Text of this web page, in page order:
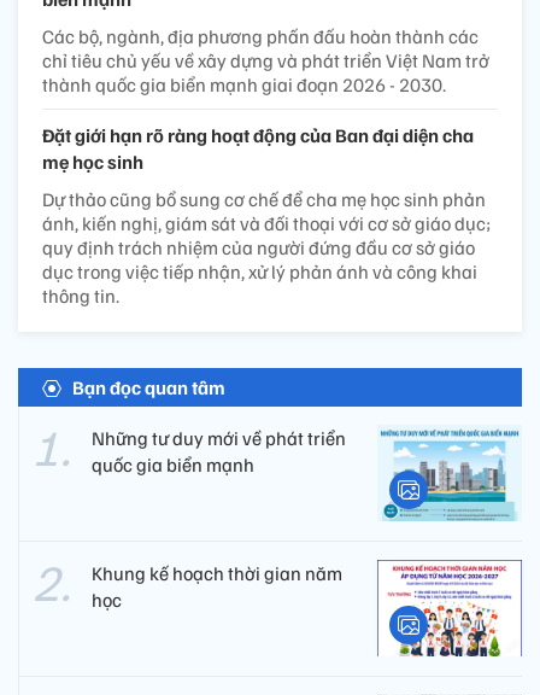
Các bộ, ngành, địa phương phấn đấu hoàn thành các
chỉ tiêu chủ yếu về xây dựng và phát triển Việt Nam trở
thành quốc gia biển mạnh giai đoạn 2026 - 2030.
Đặt giới hạn rõ ràng hoạt động của Ban đại diện cha
mẹ học sinh
Dự thảo cũng bổ sung cơ chế để cha mẹ học sinh phản
ánh, kiến nghị, giám sát và đối thoại với cơ sở giáo dục;
quy định trách nhiệm của người đứng đầu cơ sở giáo
dục trong việc tiếp nhận, xử lý phản ánh và công khai
thông tin.
Bạn đọc quan tâm
Những tư duy mới về phát triển
quốc gia biển mạnh
Khung kế hoạch thời gian năm
học